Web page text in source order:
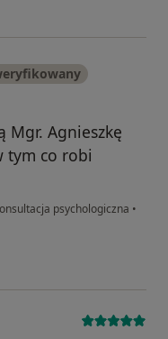
Mgr. Agnieszkę
tym co robi
psychologiczna •